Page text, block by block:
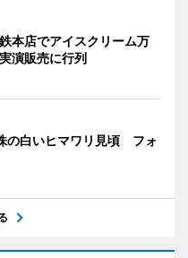
本店でアイスクリーム万
演販売に行列
の白いヒマワリ見頃 フォ